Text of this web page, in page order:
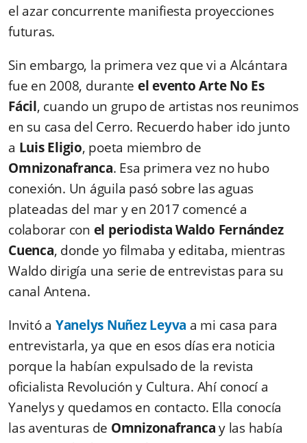
el azar concurrente manifiesta proyecciones
futuras.
Sin embargo, la primera vez que vi a Alcántara
fue en 2008, durante el evento Arte No Es
Fácil, cuando un grupo de artistas nos reunimos
en su casa del Cerro. Recuerdo haber ido junto
a Luis Eligio, poeta miembro de
Omnizonafranca. Esa primera vez no hubo
conexión. Un águila pasó sobre las aguas
plateadas del mar y en 2017 comencé a
colaborar con el periodista Waldo Fernández
Cuenca, donde yo filmaba y editaba, mientras
Waldo dirigía una serie de entrevistas para su
canal Antena.
Invitó a Yanelys Nuñez Leyva a mi casa para
entrevistarla, ya que en esos días era noticia
porque la habían expulsado de la revista
oficialista Revolución y Cultura. Ahí conocí a
Yanelys y quedamos en contacto. Ella conocía
las aventuras de Omnizonafrancay las había